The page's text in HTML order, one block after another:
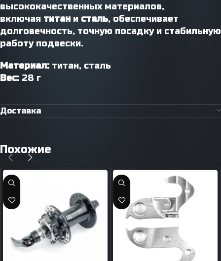
высококачественных материалов,
включая титан и сталь, обеспечивает
долговечность, точную посадку и стабильную
работу подвески.
Материал: титан, сталь
Вес: 28 г
Доставка
Похожие